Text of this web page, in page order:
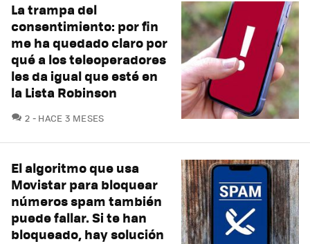
La trampa del
consentimiento: por fin
me ha quedado claro por
qué a los teleoperadores
les da igual que esté en
la Lista Robinson
2 COMENTARIOS
HACE 3 MESES
El algoritmo que usa
Movistar para bloquear
números spam también
puede fallar. Si te han
bloqueado, hay solución